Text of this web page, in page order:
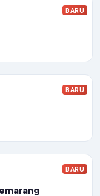
BARU
BARU
BARU